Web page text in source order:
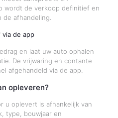
wordt de verkoop definitief en
afhandeling.
via de app
en laat uw auto ophalen
De vrijwaring en contante
afgehandeld via de app.
opleveren?
u oplevert is afhankelijk van
type, bouwjaar en